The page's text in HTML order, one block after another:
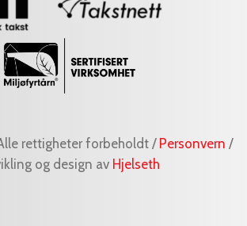
rettigheter forbeholdt / Personvern /
og design av Hjelseth